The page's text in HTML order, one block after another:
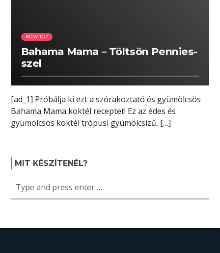
HOW TO?
Bahama Mama – Töltsön Pennies-
szel
[ad_1] Próbálja ki ezt a szórakoztató és gyümölcsös
Bahama Mama koktél receptet! Ez az édes és
gyümölcsös koktél trópusi gyümölcsízű, […]
MIT KÉSZÍTENÉL?